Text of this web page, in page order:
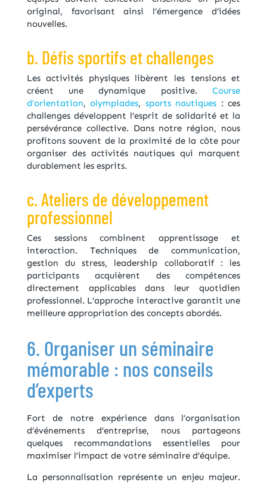
original, favorisant ainsi l’émergence d’idées
nouvelles.
b. Défis sportifs et challenges
Les activités physiques libèrent les tensions et
créent une dynamique positive.Course
d’orientation,olympiades, sports nautiques : ces
challenges développent l’esprit de solidarité et la
persévérance collective. Dans notre région, nous
profitons souvent de la proximité de la côte pour
organiser des activités nautiques qui marquent
durablement les esprits.
c. Ateliers de développement
professionnel
Ces sessions combinent apprentissage et
interaction. Techniques de communication,
gestion du stress, leadership collaboratif : les
participants acquièrent des compétences
directement applicables dans leur quotidien
professionnel. L’approche interactive garantit une
meilleure appropriation des concepts abordés.
6. Organiser un séminaire
mémorable : nos conseils
d’experts
Fort de notre expérience dans l’organisation
d’événements d’entreprise, nous partageons
quelques recommandations essentielles pour
maximiser l’impact de votre séminaire d’équipe.
La personnalisation représente un enjeu majeur.